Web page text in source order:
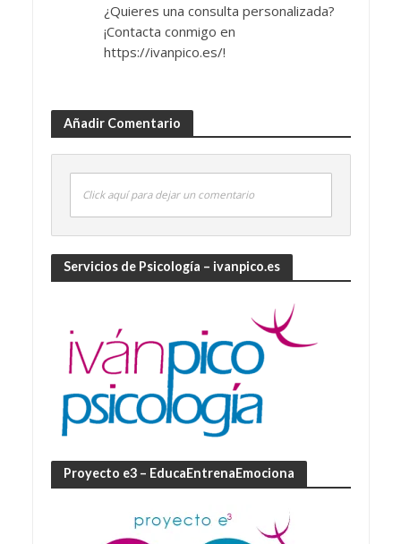
¿Quieres una consulta personalizada?
¡Contacta conmigo en
https://ivanpico.es/!
Añadir Comentario
Click aquí para dejar un comentario
Servicios de Psicología – ivanpico.es
Proyecto e3 – EducaEntrenaEmociona